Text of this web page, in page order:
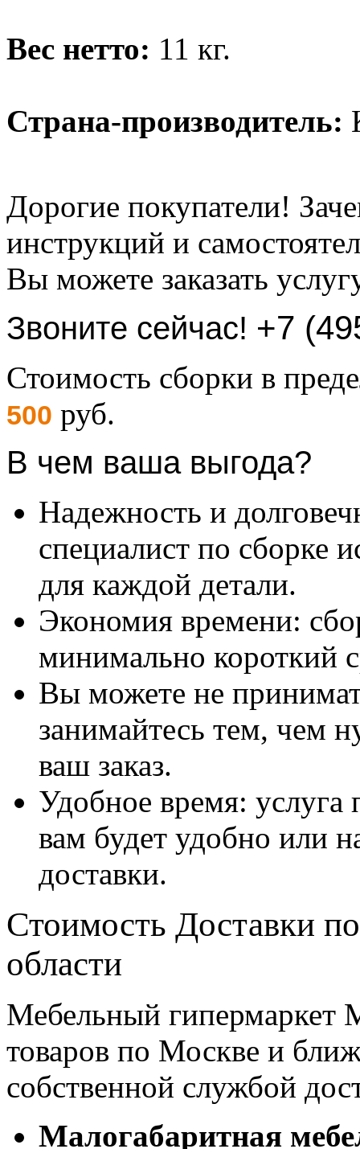
Вес нетто: 11 кг.
Страна-производитель:
Дорогие покупатели!
инструкций и
Вы можете заказать
Звоните сейчас! +7
Стоимость сборки в
500 руб.
В чем ваша выгода?
Надежность и
специалист по сборке
для каждой детали.
Экономия времени:
минимально короткий
Вы можете не
занимайтесь тем, чем
ваш заказ.
Удобное время: услуга
вам будет удобно или
доставки.
Стоимость Доставки
области
Мебельный гипермаркет
товаров по Москве и
собственной службой
Малогабаритная